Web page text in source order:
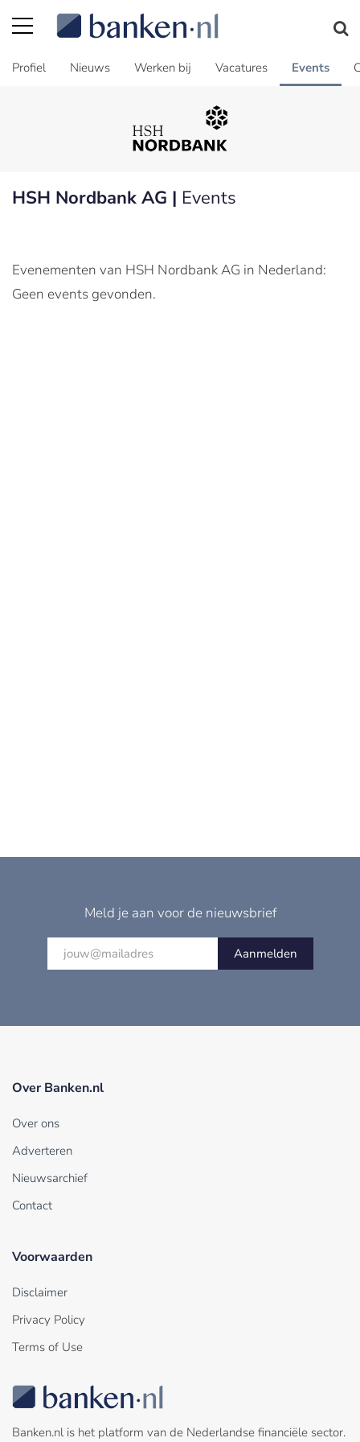
Profiel Nieuws Werken bij Vacatures Events
HSH Nordbank AG | Events
Evenementen van HSH Nordbank AG in Nederland:
Geen events gevonden.
Meld je aan voor de nieuwsbrief
Aanmelden
Over Banken.nl
Over ons
Adverteren
Nieuwsarchief
Contact
Voorwaarden
Disclaimer
Privacy Policy
Terms of Use
Banken.nl is het platform van de Nederlandse financiële sector.